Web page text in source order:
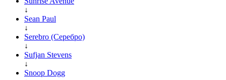
↓
Sean Paul
↓
Serebro (Серебро)
↓
Sufjan Stevens
↓
Snoop Dogg